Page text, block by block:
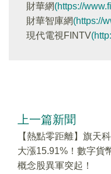
財華網(https://
財華智庫網(https://
現代電視FINTV
上一篇新聞
【熱點零距離】旗天
大漲15.91%！數字貨
概念股異軍突起！